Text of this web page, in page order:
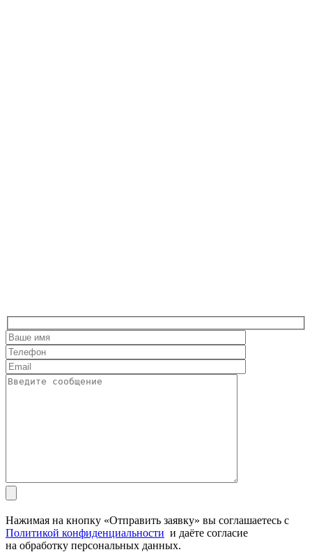
Нажимая на кнопку «Отправить заявку» вы соглашаетесь с
Политикой конфиденциальности и даёте согласие
на обработку персональных данных.